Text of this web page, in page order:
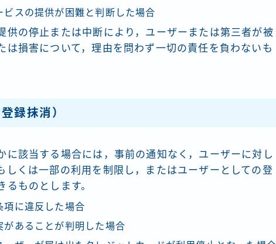
ビスの提供が困難と判断した場合
供の停止または中断により，ユーザーまたは第三者が被
は損害について，理由を問わず一切の責任を負わないも
録抹消）
に該当する場合には，事前の通知なく，ユーザーに対し
しくは一部の利用を制限し，またはユーザーとしての登
ものとします。
項に違反した場合
があることが判明した場合